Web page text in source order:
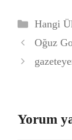
Hangi
Oğuz
Yorum